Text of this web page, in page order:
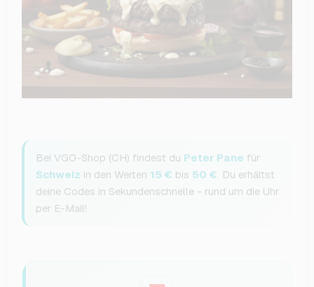
Bei VGO-Shop (CH) findest du Peter Pane für
Schweiz in den Werten 15 € bis 50 €. Du erhältst
deine Codes in Sekundenschnelle - rund um die Uhr
per E-Mail!